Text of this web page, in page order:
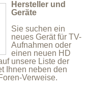
Hersteller und
Geräte
Sie suchen ein
neues Gerät für TV-
Aufnahmen oder
einen neuen HD
unsere Liste der
Ihnen neben den
Verweise.